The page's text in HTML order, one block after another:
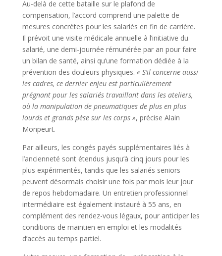
Au-delà de cette bataille sur le plafond de
compensation, l’accord comprend une palette de
mesures concrètes pour les salariés en fin de carrière.
Il prévoit une visite médicale annuelle à l’initiative du
salarié, une demi-journée rémunérée par an pour faire
un bilan de santé, ainsi qu’une formation dédiée à la
prévention des douleurs physiques. « S’il concerne aussi
les cadres, ce dernier enjeu est particulièrement
prégnant pour les salariés travaillant dans les ateliers,
où la manipulation de pneumatiques de plus en plus
lourds et grands pèse sur les corps », précise Alain
Monpeurt.
Par ailleurs, les congés payés supplémentaires liés à
l’ancienneté sont étendus jusqu’à cinq jours pour les
plus expérimentés, tandis que les salariés seniors
peuvent désormais choisir une fois par mois leur jour
de repos hebdomadaire. Un entretien professionnel
intermédiaire est également instauré à 55 ans, en
complément des rendez-vous légaux, pour anticiper les
conditions de maintien en emploi et les modalités
d’accès au temps partiel.